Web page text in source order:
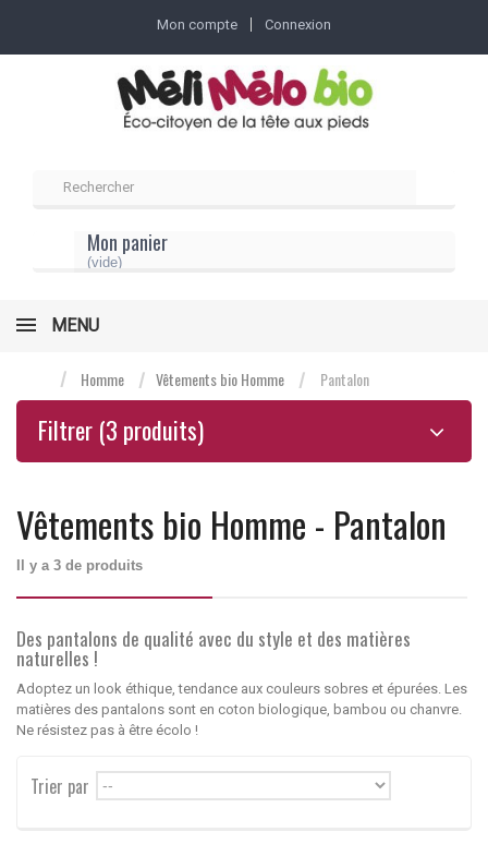
Mon compte Connexion
Mon panier
(vide)
MENU
Homme Vêtements bio Homme Pantalon
Filtrer (3 produits)
Vêtements bio Homme - Pantalon
Il y a 3 de produits
Des pantalons de qualité avec du style et des matières
naturelles !
Adoptez un look éthique, tendance aux couleurs sobres et épurées. Les
matières des pantalons sont en coton biologique, bambou ou chanvre.
Ne résistez pas à être écolo !
Trier par --